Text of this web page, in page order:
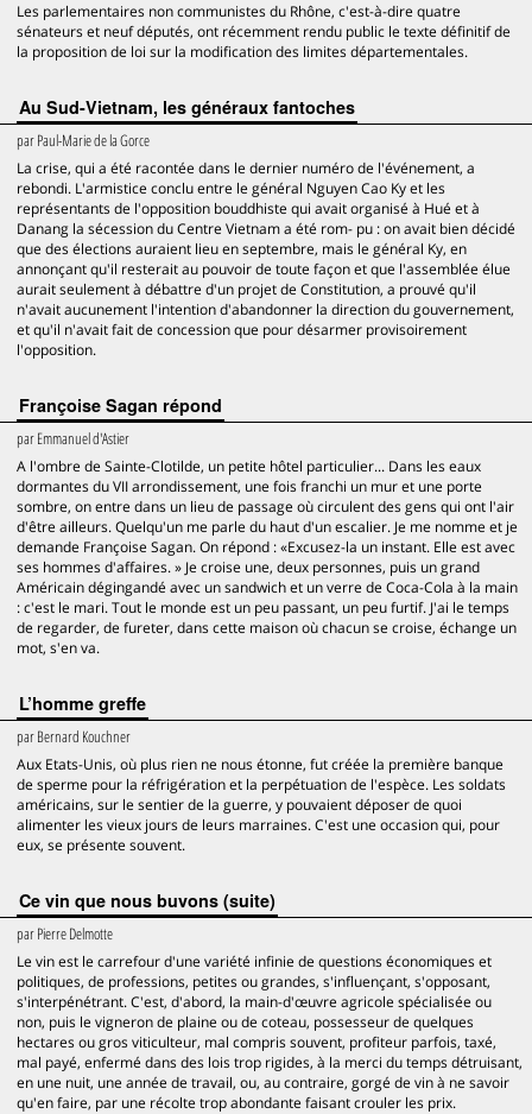
Les parlementaires non communistes du Rhône, c'est-à-dire quatre
sénateurs et neuf députés, ont récemment rendu public le texte définitif de
la proposition de loi sur la modification des limites départementales.
Au Sud-Vietnam, les généraux fantoches
parPaul-Marie de la Gorce
La crise, qui a été racontée dans le dernier numéro de l'événement, a
rebondi. L'armistice conclu entre le général Nguyen Cao Ky et les
représentants de l'opposition bouddhiste qui avait organisé à Hué et à
Danang la sécession du Centre Vietnam a été rom- pu : on avait bien décidé
que des élections auraient lieu en septembre, mais le général Ky, en
annonçant qu'il resterait au pouvoir de toute façon et que l'assemblée élue
aurait seulement à débattre d'un projet de Constitution, a prouvé qu'il
n'avait aucunement l'intention d'abandonner la direction du gouvernement,
et qu'il n'avait fait de concession que pour désarmer provisoirement
l'opposition.
Françoise Sagan répond
parEmmanuel d'Astier
A l'ombre de Sainte-Clotilde, un petite hôtel particulier... Dans les eaux
dormantes du VII arrondissement, une fois franchi un mur et une porte
sombre, on entre dans un lieu de passage où circulent des gens qui ont l'air
d'être ailleurs. Quelqu'un me parle du haut d'un escalier. Je me nomme et je
demande Françoise Sagan. On répond : «Excusez-la un instant. Elle est avec
ses hommes d'affaires. » Je croise une, deux personnes, puis un grand
Américain dégingandé avec un sandwich et un verre de Coca-Cola à la main
: c'est le mari. Tout le monde est un peu passant, un peu furtif. J'ai le temps
de regarder, de fureter, dans cette maison où chacun se croise, échange un
mot, s'en va.
L’homme greffe
parBernard Kouchner
Aux Etats-Unis, où plus rien ne nous étonne, fut créée la première banque
de sperme pour la réfrigération et la perpétuation de l'espèce. Les soldats
américains, sur le sentier de la guerre, y pouvaient déposer de quoi
alimenter les vieux jours de leurs marraines. C'est une occasion qui, pour
eux, se présente souvent.
Ce vin que nous buvons (suite)
parPierre Delmotte
Le vin est le carrefour d'une variété infinie de questions économiques et
politiques, de professions, petites ou grandes, s'influençant, s'opposant,
s'interpénétrant. C'est, d'abord, la main-d'œuvre agricole spécialisée ou
non, puis le vigneron de plaine ou de coteau, possesseur de quelques
hectares ou gros viticulteur, mal compris souvent, profiteur parfois, taxé,
mal payé, enfermé dans des lois trop rigides, à la merci du temps détruisant,
en une nuit, une année de travail, ou, au contraire, gorgé de vin à ne savoir
qu'en faire, par une récolte trop abondante faisant crouler les prix.